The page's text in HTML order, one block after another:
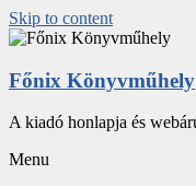
Skip to content
Főnix Könyvműhely
A kiadó honlapja és
Menu